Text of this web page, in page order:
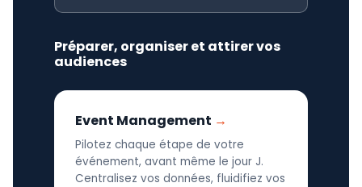
Préparer, organiser et attirer vos
audiences
Event Management
Pilotez chaque étape de votre
événement, avant même le jour J.
Centralisez vos données, fluidifiez vos